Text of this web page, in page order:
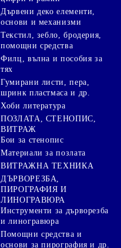
Дървени деко елементи,
основи и механизми
Текстил, зебло, бродерия,
помощни средства
Филц, вълна и пособия за
тях
Гумирани листи, пера,
шринк пластмаса и др.
Хоби литература
ПОЗЛАТА, СТЕНОПИС,
ВИТРАЖ
Бои за стенопис
Материали за позлата
ВИТРАЖНА ТЕХНИКА
ДЪРВОРЕЗБА,
ПИРОГРАФИЯ И
ЛИНОГРАВЮРА
Инструменти за дърворезба
и линогравюра
Помощни средства и
основи за пирография и др.